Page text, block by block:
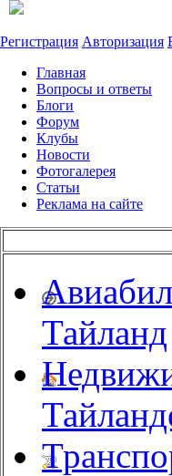
Регистрация Авторизация
Главная
Вопросы и ответы
Блоги
Форум
Клубы
Новости
Фотогалерея
Статьи
Реклама на сайте
Тайланд